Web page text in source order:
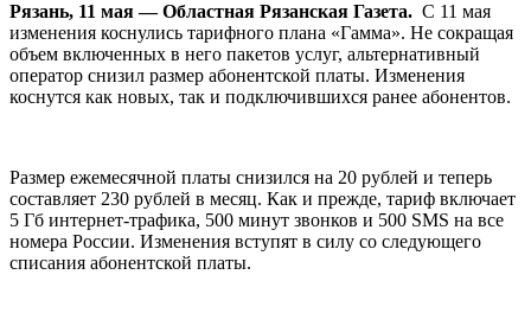
Рязань, 11 мая — Областная Рязанская Газета. С 11 мая
изменения коснулись тарифного плана «Гамма». Не сокращая
объем включенных в него пакетов услуг, альтернативный
оператор снизил размер абонентской платы. Изменения
коснутся как новых, так и подключившихся ранее абонентов.
Размер ежемесячной платы снизился на 20 рублей и теперь
составляет 230 рублей в месяц. Как и прежде, тариф включает
5 Гб интернет-трафика, 500 минут звонков и 500 SMS на все
номера России. Изменения вступят в силу со следующего
списания абонентской платы.